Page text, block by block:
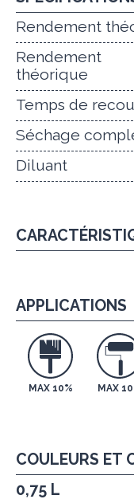
COULEURS ET
0,75 L
Rendement
Rendement
théorique
Temps de
Séchage
Diluant
APPLICATIONS
MAX 10% MAX